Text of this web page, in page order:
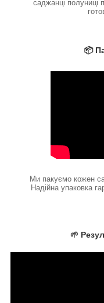
саджанці полуниці
📦
Ми пакуємо кожен
Надійна упаковка
🌱